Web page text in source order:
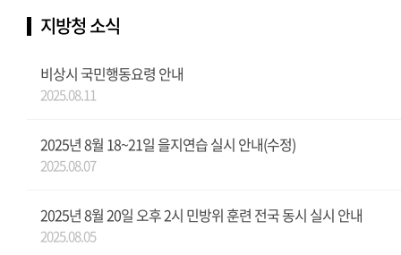
지방청 소식
비상시 국민행동요령 안내
2025.08.11
2025년 8월 18~21일 을지연습 실시 안내(수정)
2025.08.07
2025년 8월 20일 오후 2시 민방위 훈련 전국 동시 실시 안내
2025.08.05